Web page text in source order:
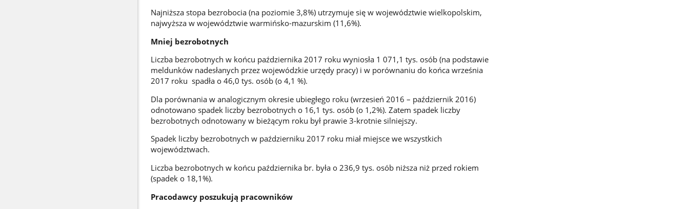
Najniższa stopa bezrobocia (na poziomie 3,8%) utrzymuje się w województwie wielkopolskim,
najwyższa w województwie warmińsko-mazurskim (11,6%).
Mniej bezrobotnych
Liczba bezrobotnych w końcu października 2017 roku wyniosła 1 071,1 tys. osób (na podstawie
meldunków nadesłanych przez wojewódzkie urzędy pracy) i w porównaniu do końca września
2017 roku spadła o 46,0 tys. osób (o 4,1 %).
Dla porównania w analogicznym okresie ubiegłego roku (wrzesień 2016 – październik 2016)
odnotowano spadek liczby bezrobotnych o 16,1 tys. osób (o 1,2%). Zatem spadek liczby
bezrobotnych odnotowany w bieżącym roku był prawie 3-krotnie silniejszy.
Spadek liczby bezrobotnych w październiku 2017 roku miał miejsce we wszystkich
województwach.
Liczba bezrobotnych w końcu października br. była o 236,9 tys. osób niższa niż przed rokiem
(spadek o 18,1%).
Pracodawcy poszukują pracowników